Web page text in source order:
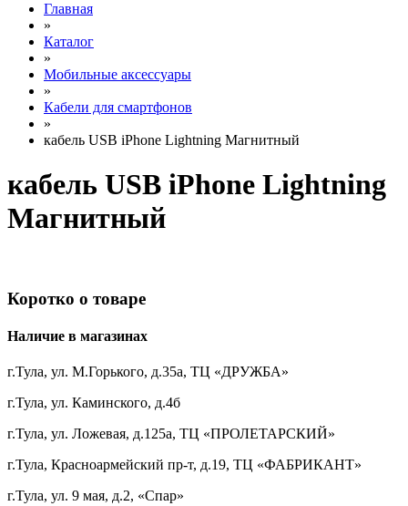
Главная
»
Каталог
»
Мобильные аксессуары
»
Кабели для смартфонов
»
кабель USB iPhone Lightning Магнитный
кабель USB iPhone Lightning
Магнитный
Коротко о товаре
Наличие в магазинах
г.Тула, ул. М.Горького, д.35а, ТЦ «ДРУЖБА»
г.Тула, ул. Каминского, д.4б
г.Тула, ул. Ложевая, д.125а, ТЦ «ПРОЛЕТАРСКИЙ»
г.Тула, Красноармейский пр-т, д.19, ТЦ «ФАБРИКАНТ»
г.Тула, ул. 9 мая, д.2, «Спар»